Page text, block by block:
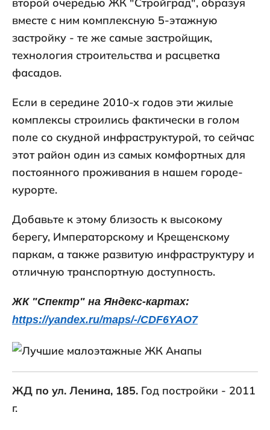
второй очередью ЖК "Стройград", образуя
вместе с ним комплексную 5-этажную
застройку - те же самые застройщик,
технология строительства и расцветка
фасадов.
Если в середине 2010-х годов эти жилые
комплексы строились фактически в голом
поле со скудной инфраструктурой, то сейчас
этот район один из самых комфортных для
постоянного проживания в нашем городе-
курорте.
Добавьте к этому близость к высокому
берегу, Императорскому и Крещенскому
паркам, а также развитую инфраструктуру и
отличную транспортную доступность.
ЖК "Спектр" на Яндекс-картах:
https://yandex.ru/maps/-/CDF6YAO7
ЖД по ул. Ленина, 185. Год постройки - 2011
г.